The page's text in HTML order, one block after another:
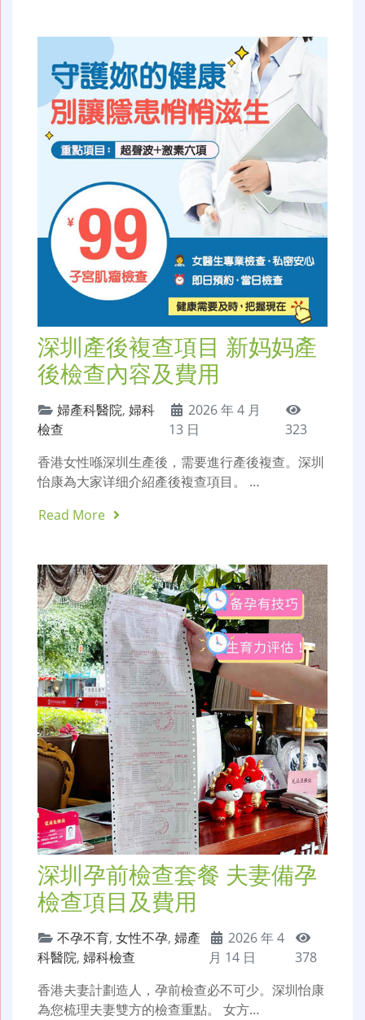
深圳產後複查項目 新妈妈產
後檢查內容及費用
婦產科醫院, 婦科
檢查
2026 年 4 月
13 日
323
香港女性喺深圳生產後，需要進行產後複查。深圳
怡康為大家详细介紹產後複查項目。 …
Read More
深圳孕前檢查套餐 夫妻備孕
檢查項目及費用
不孕不育, 女性不孕, 婦產
科醫院, 婦科檢查
2026 年 4
月 14 日
378
香港夫妻計劃造人，孕前檢查必不可少。深圳怡康
為您梳理夫妻雙方的檢查重點。 女方…